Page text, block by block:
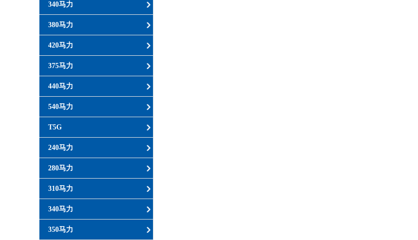
340马力
380马力
420马力
375马力
440马力
540马力
T5G
240马力
280马力
310马力
340马力
350马力